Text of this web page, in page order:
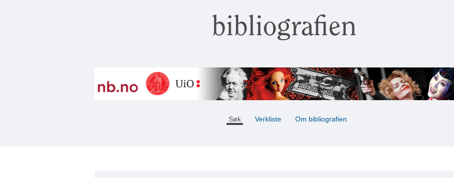
bibliografien
Søk Verkliste Om bibliografien